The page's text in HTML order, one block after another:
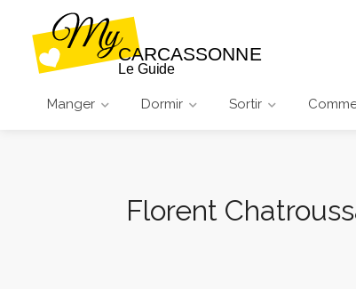
Manger Dormir Sortir
Florent